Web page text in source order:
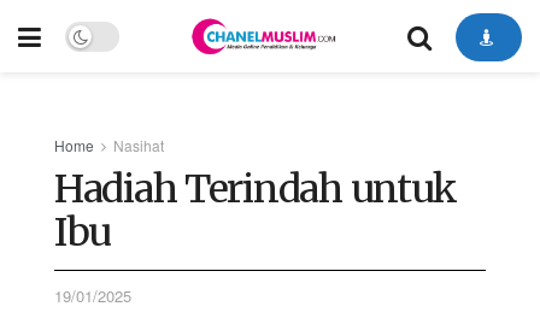
Home Nasihat
Hadiah Terindah untuk
Ibu
19/01/2025